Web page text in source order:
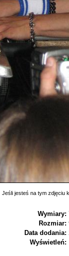
Jeśli jesteś na tym zdjęciu
Wymiary:
Rozmiar:
Data dodania:
Wyświetleń: